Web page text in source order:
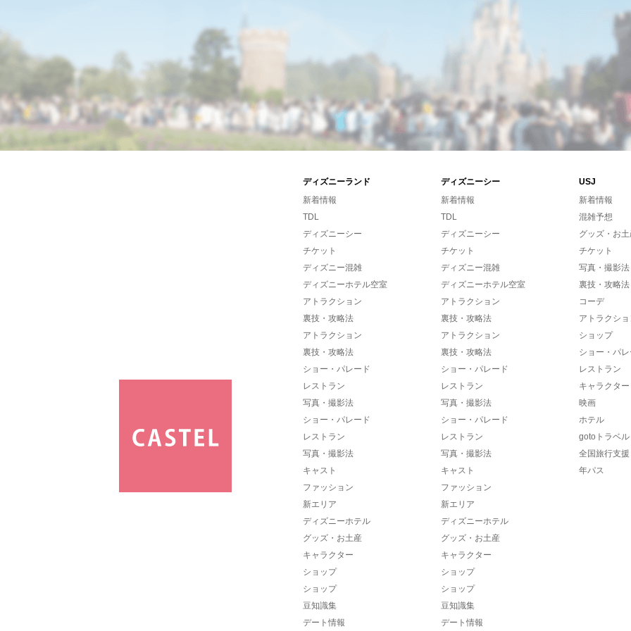
ディズニーランド ディズニーシー
USJ
新着情報
TDL
ディズニーシー
チケット
ディズニー混雑
ディズニーホテル空室
アトラクション
裏技・攻略法
アトラクション
裏技・攻略法
ショー・パレード
レストラン
写真・撮影法
ショー・パレード
レストラン
写真・撮影法
キャスト
ファッション
新エリア
ディズニーホテル
グッズ・お土産
キャラクター
ショップ
ショップ
豆知識集
デート情報
新着情報
TDL
ディズニーシー
チケット
ディズニー混雑
ディズニーホテル空室
アトラクション
裏技・攻略法
アトラクション
裏技・攻略法
ショー・パレード
レストラン
写真・撮影法
ショー・パレード
レストラン
写真・撮影法
キャスト
ファッション
新エリア
ディズニーホテル
グッズ・お土産
キャラクター
ショップ
ショップ
豆知識集
デート情報
新着情報
混雑予想
グッズ・お
チケット
写真・撮影法
裏技・攻略法
コーデ
アトラクシ
ショップ
ショー・パ
レストラン
キャラクター
映画
ホテル
gotoトラベル
全国旅行支援
年パス